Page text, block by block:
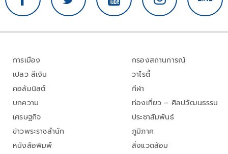
การเมือง
เปลว สีเงิน
คอลัมนิสต์
บทความ
เศรษฐกิจ
ข่าวพระราชสำนัก
หนังสือพิมพ์
กรองสถานการณ์
วาไรตี้
กีฬา
ท่องเที่ยว – ศิลปวัฒนธรรม
ประชาสัมพันธ์
ภูมิภาค
สิ่งแวดล้อม